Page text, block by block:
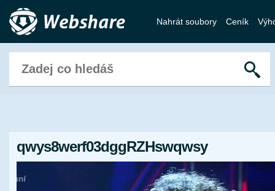
Nahrát soubory Ceník
qwys8werf03dggRZHswqwsy